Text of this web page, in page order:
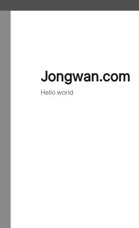
Jongwan.com
Hello world